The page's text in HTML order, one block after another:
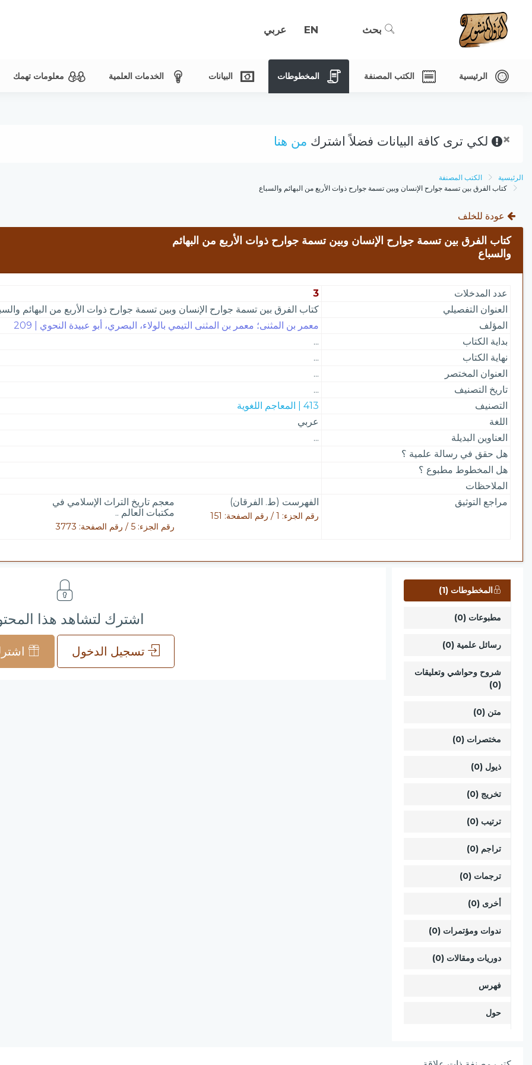
بحث EN عربي
الرئيسية الكتب المصنفة المخطوطات البيانات الخدمات العلمية معلومات تهمك
× لكي ترى كافة البيانات فضلاً اشترك من هنا
الرئيسية
الكتب المصنفة
كتاب الفرق بين تسمة جوارح الإنسان وبين تسمة جوارح ذوات الأربع من البهائم والسباع
عودة للخلف
كتاب الفرق بين تسمة جوارح الإنسان وبين تسمة جوارح ذوات الأربع من البهائم
والسباع
عدد المدخلات
3
العنوان التفصيلي
كتاب الفرق بين تسمة جوارح الإنسان وبين تسمة جوارح ذوات الأربع من البهائم
المؤلف
معمر بن المثنى؛ معمر بن المثنى التيمي بالولاء، البصري، أبو عبيدة النحوي | 209
بداية الكتاب
...
نهاية الكتاب
...
العنوان المختصر
...
تاريخ التصنيف
...
التصنيف
413 | المعاجم اللغوية
اللغة
عربي
العناوين البديلة
...
هل حقق في رسالة علمية ؟
هل المخطوط مطبوع ؟
الملاحظات
مراجع التوثيق
الفهرست (ط. الفرقان)
رقم الجزء: 1 / رقم الصفحة: 151
معجم تاريخ التراث الإسلامي في
مكتبات العالم ..
رقم الجزء: 5 / رقم الصفحة: 3773
المخطوطات (1)
مطبوعات (0)
رسائل علمية (0)
شروح وحواشي وتعليقات
(0)
متن (0)
مختصرات (0)
ذيول (0)
تخريج (0)
ترتيب (0)
تراجم (0)
ترجمات (0)
أخرى (0)
ندوات ومؤتمرات (0)
دوريات ومقالات (0)
فهرس
حول
اشترك لتشاهد هذا
تسجيل الدخول